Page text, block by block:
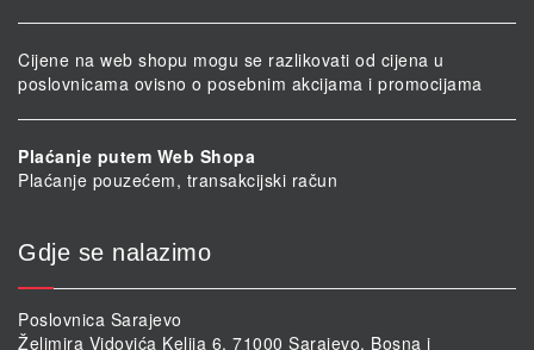
Cijene na web shopu mogu se razlikovati od cijena u
poslovnicama ovisno o posebnim akcijama i promocijama
Plaćanje putem Web Shopa
Plaćanje pouzećem, transakcijski račun
Gdje se nalazimo
Poslovnica Sarajevo
Želimira Vidovića Kelija 6, 71000 Sarajevo, Bosna i